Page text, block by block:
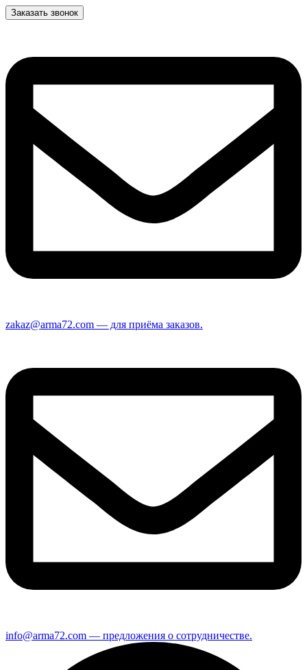
Заказать звонок
zakaz@arma72.com — для приёма заказов.
info@arma72.com — предложения о сотрудничестве.